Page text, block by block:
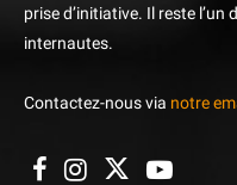
prise d’initiative. Il reste l’un
internautes.
Contactez-nous via notre